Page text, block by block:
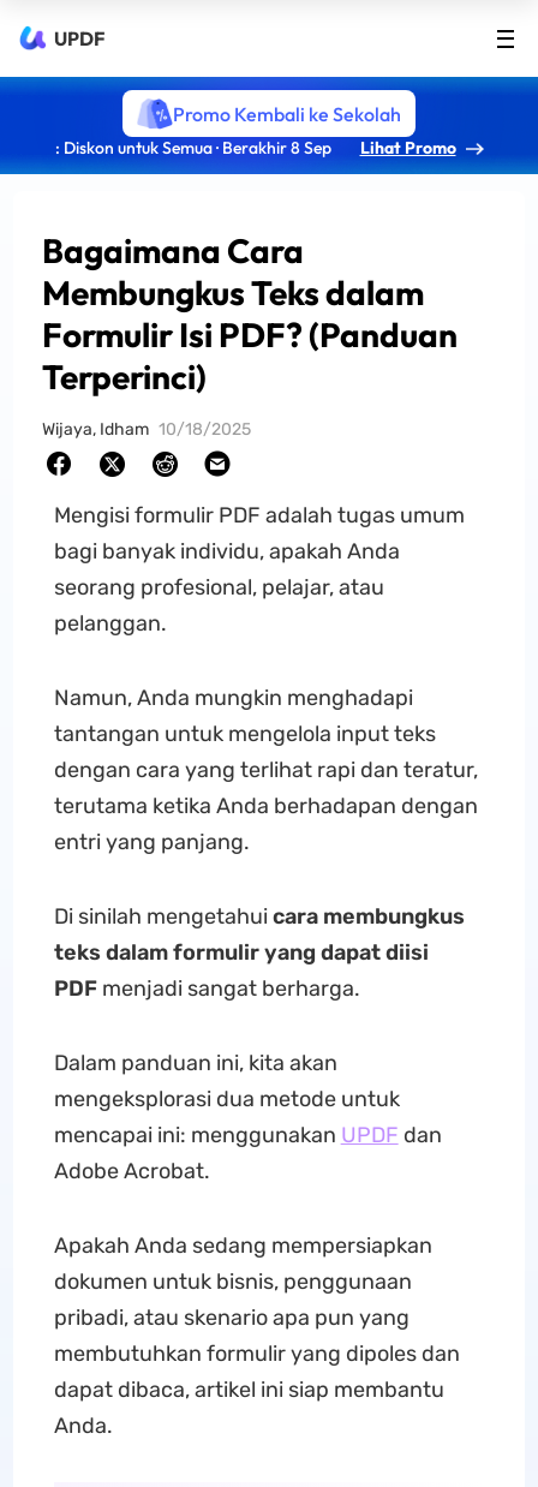
UPDF
Promo Kembali ke Sekolah
: Diskon untuk Semua · Berakhir 8 Sep Lihat Promo
Bagaimana Cara
Membungkus Teks dalam
Formulir Isi PDF? (Panduan
Terperinci)
Wijaya, Idham 10/18/2025
Mengisi formulir PDF adalah tugas umum
bagi banyak individu, apakah Anda
seorang profesional, pelajar, atau
pelanggan.
Namun, Anda mungkin menghadapi
tantangan untuk mengelola input teks
dengan cara yang terlihat rapi dan teratur,
terutama ketika Anda berhadapan dengan
entri yang panjang.
Di sinilah mengetahuicaramembungkus
teks dalam formulir yang dapat diisi
PDFmenjadi sangat berharga.
Dalam panduan ini, kita akan
mengeksplorasi dua metode untuk
mencapai ini: menggunakan UPDF dan
Adobe Acrobat.
Apakah Anda sedang mempersiapkan
dokumen untuk bisnis, penggunaan
pribadi, atau skenario apa pun yang
membutuhkan formulir yang dipoles dan
dapat dibaca, artikel ini siap membantu
Anda.